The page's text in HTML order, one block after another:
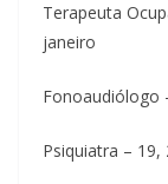
Terapeuta
janeiro
Fonoaudiólogo
Psiquiatra –